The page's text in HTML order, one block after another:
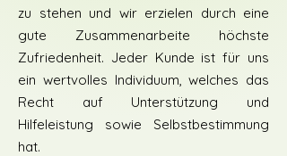
zu stehen und wir erzielen durch eine
gute Zusammenarbeite höchste
Zufriedenheit. Jeder Kunde ist für uns
ein wertvolles Individuum, welches das
Recht auf Unterstützung und
Hilfeleistung sowie Selbstbestimmung
hat.